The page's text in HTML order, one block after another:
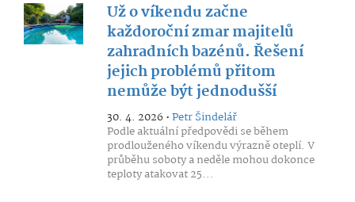
Už o víkendu začne
každoroční zmar majitelů
zahradních bazénů. Řešení
jejich problémů přitom
nemůže být jednodušší
30. 4. 2026 •Petr Šindelář
Podle aktuální předpovědi se během
prodlouženého víkendu výrazně oteplí. V
průběhu soboty a neděle mohou dokonce
teploty atakovat 25...